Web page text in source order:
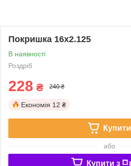
Покришка 16х2.125
В наявності
Роздріб
228 ₴ 240 ₴
Економія 12 ₴
Купити
або
Купити з